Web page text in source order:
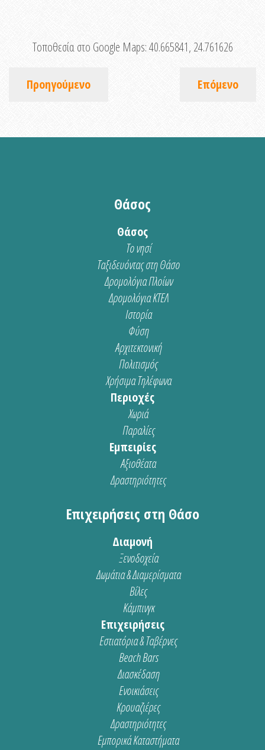
Τοποθεσία στο Google Maps:40.665841, 24.761626
Προηγούμενο Επόμενο
Θάσος
Θάσος
Το νησί
Ταξιδευόντας στη Θάσο
Δρομολόγια Πλοίων
Δρομολόγια ΚΤΕΛ
Ιστορία
Φύση
Αρχιτεκτονική
Πολιτισμός
Χρήσιμα Τηλέφωνα
Περιοχές
Χωριά
Παραλίες
Εμπειρίες
Αξιοθέατα
Δραστηριότητες
Επιχειρήσεις στη Θάσο
Διαμονή
Ξενοδοχεία
Δωμάτια & Διαμερίσματα
Βίλες
Κάμπινγκ
Επιχειρήσεις
Εστιατόρια & Ταβέρνες
Beach Bars
Διασκέδαση
Ενοικιάσεις
Κρουαζιέρες
Δραστηριότητες
Εμπορικά Καταστήματα